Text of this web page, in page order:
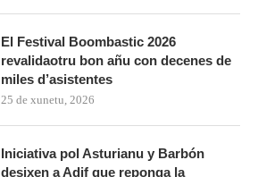
El Festival Boombastic 2026
revalidaotru bon añu con decenes de
miles d’asistentes
25 de xunetu, 2026
Iniciativa pol Asturianu y Barbón
desixen a Adif que reponga la